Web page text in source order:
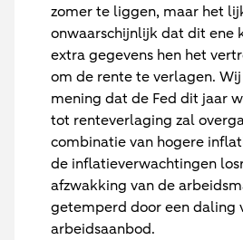
zomer te liggen, maar het
onwaarschijnlijk dat dit ene
extra gegevens hen het
om de rente te verlagen.
mening dat de Fed dit jaar
tot renteverlaging zal
combinatie van hogere
de inflatieverwachtingen
afzwakking van de
getemperd door een daling
arbeidsaanbod.